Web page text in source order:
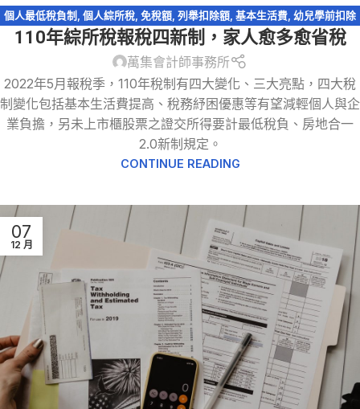
個人最低稅負制 個人綜所稅 免稅額 列舉扣除額 基本生活費 幼兒學前扣除
,扶養親屬扣除額 ,捐贈,教育學費特別扣除額 標準扣除額,稅務法規,綜所稅
免稅額,綜所稅身心障礙扣除額,股利收入
110年綜所稅報稅四新制，家人愈多愈省稅
萬集會計師事務所
2022年5月報稅季，110年稅制有四大變化、三大亮點，四大稅
制變化包括基本生活費提高、稅務紓困優惠等有望減輕個人與企
業負擔，另未上市櫃股票之證交所得要計最低稅負、房地合一
2.0新制規定。
CONTINUE READING
07
12 月